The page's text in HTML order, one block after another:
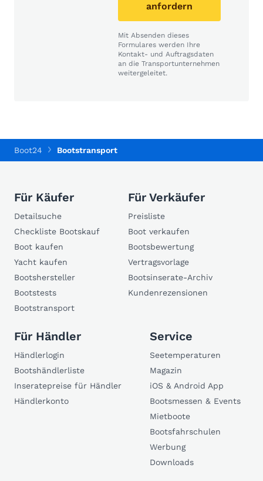
anfordern
Mit Absenden dieses
Formulares werden Ihre
Kontakt- und Auftragsdaten
an die Transportunternehmen
weitergeleitet.
Boot24 Bootstransport
Für Käufer
Detailsuche
Checkliste Bootskauf
Boot kaufen
Yacht kaufen
Bootshersteller
Bootstests
Bootstransport
Für Verkäufer
Preisliste
Boot verkaufen
Bootsbewertung
Vertragsvorlage
Bootsinserate-Archiv
Kundenrezensionen
Für Händler
Händlerlogin
Bootshändlerliste
Inseratepreise für Händler
Händlerkonto
Service
Seetemperaturen
Magazin
iOS & Android App
Bootsmessen & Events
Mietboote
Bootsfahrschulen
Werbung
Downloads